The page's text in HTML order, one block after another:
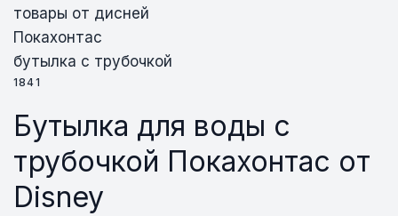
товары от дисней
Покахонтас
бутылка с трубочкой
1841
Бутылка для воды с
трубочкой Покахонтас от
Disney